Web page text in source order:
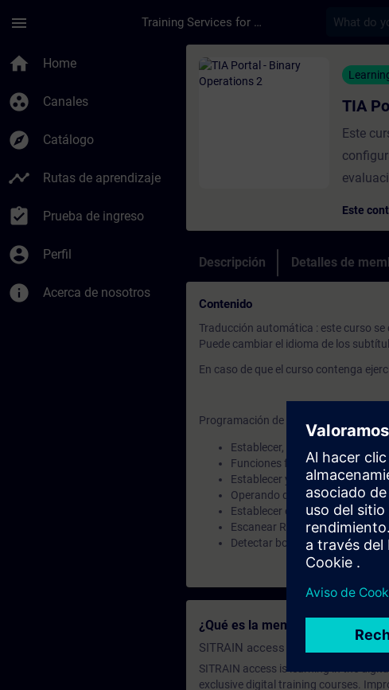
menu Training Services for Digital Industries
home Home
group_work Canales
explore Catálogo
timeline Rutas de aprendizaje
assignment_turned_in Prueba de ingreso
account_circle Perfil
info Acerca de nosotros
Curso - TIA Portal -
TIA
Este
Este
Descripción Detalles de
Contenido
Traducción automática : este curso
Puede cambiar el idioma de los
En caso de que el curso contenga
Programación de funciones:
Establecer, restablecer (S, R)
Funciones flip-flop (SR, RS)
Establecer y restablecer campos
Operando de exploración para
Establecer operando con
Escanear RLO en busca de
Detectar borde de señal
¿Qué es la membresía de
SITRAIN access SABA Subscription
SITRAIN access is learning in the
exclusive digital training courses.